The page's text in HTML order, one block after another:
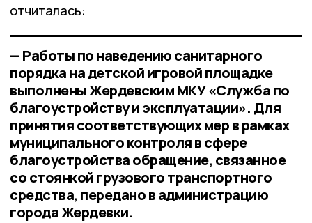
отчиталась:
— Работы по наведению санитарного
порядка на детской игровой площадке
выполнены Жердевским МКУ «Служба по
благоустройству и эксплуатации». Для
принятия соответствующих мер в рамках
муниципального контроля в сфере
благоустройства обращение, связанное
со стоянкой грузового транспортного
средства, передано в администрацию
города Жердевки.